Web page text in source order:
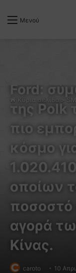
Μενού
Κύρια σελίδα >
Ford:
της Polk
πιο
κόσμο
οποίων
ποσοστό
αγορά
Κίνας.
caroto 10